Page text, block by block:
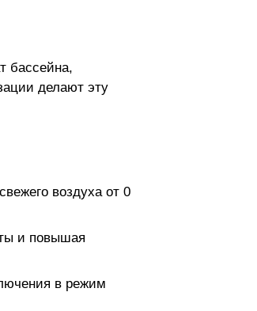
бассейна,
делают эту
воздуха от 0
и повышая
в режим